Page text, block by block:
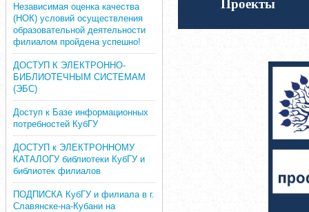
Независимая оценка качества
(НОК) условий осуществления
образовательной деятельности
филиалом пройдена успешно!
ДОСТУП К ЭЛЕКТРОННО-
БИБЛИОТЕЧНЫМ СИСТЕМАМ
(ЭБС)
Доступ к Базе информационных
потребностей КубГУ
ДОСТУП к ЭЛЕКТРОННОМУ
КАТАЛОГУ библиотеки КубГУ и
библиотек филиалов
ПОДПИСКА КубГУ и филиала в г.
Славянске-на-Кубани на
Проекты